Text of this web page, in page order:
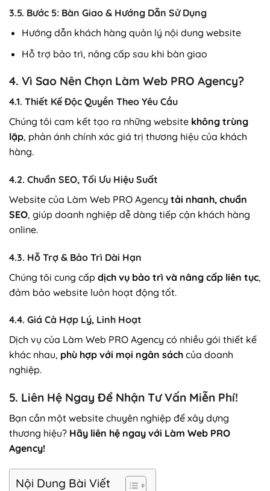
3.5. Bước 5: Bàn Giao & Hướng Dẫn Sử Dụng
Hướng dẫn khách hàng quản lý nội dung website
Hỗ trợ bảo trì, nâng cấp sau khi bàn giao
4. Vì Sao Nên Chọn Làm Web PRO Agency?
4.1. Thiết Kế Độc Quyền Theo Yêu Cầu
Chúng tôi cam kết tạo ra những website không trùng
lặp, phản ánh chính xác giá trị thương hiệu của khách
hàng.
4.2. Chuẩn SEO, Tối Ưu Hiệu Suất
Website của Làm Web PRO Agency tải nhanh, chuẩn
SEO, giúp doanh nghiệp dễ dàng tiếp cận khách hàng
online.
4.3. Hỗ Trợ & Bảo Trì Dài Hạn
Chúng tôi cung cấp dịch vụ bảo trì và nâng cấp liên tục,
đảm bảo website luôn hoạt động tốt.
4.4. Giá Cả Hợp Lý, Linh Hoạt
Dịch vụ của Làm Web PRO Agency có nhiều gói thiết kế
khác nhau, phù hợp với mọi ngân sách của doanh
nghiệp.
5. Liên Hệ Ngay Để Nhận Tư Vấn Miễn Phí!
Bạn cần một website chuyên nghiệp để xây dựng
thương hiệu? Hãy liên hệ ngay với Làm Web PRO
Agency!
Nội Dung Bài Viết